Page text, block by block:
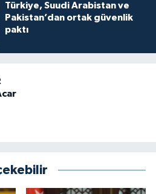
Türkiye, Suudi Arabistan ve
Pakistan’dan ortak güvenlik
paktı